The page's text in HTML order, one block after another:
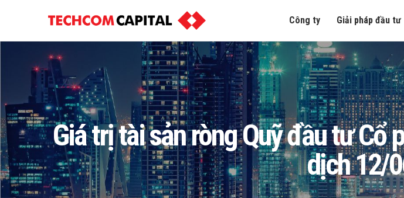
Công ty Giải pháp đầu tư
Giá trị tài sản ròng Quỹ đầu tư Cổ
dịch 12/